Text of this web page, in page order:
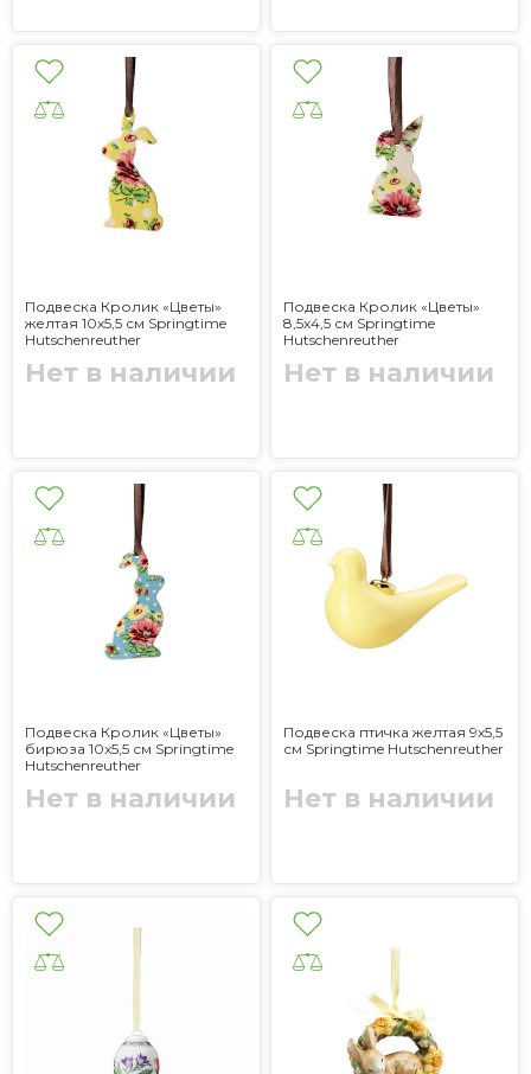
Подвеска Кролик «Цветы»
желтая 10x5,5 см Springtime
Hutschenreuther
Нет в наличии
Подвеска Кролик «Цветы»
8,5x4,5 см Springtime
Hutschenreuther
Нет в наличии
Подвеска Кролик «Цветы»
бирюза 10x5,5 см Springtime
Hutschenreuther
Нет в наличии
Подвеска птичка желтая 9x5,5
см Springtime Hutschenreuther
Нет в наличии